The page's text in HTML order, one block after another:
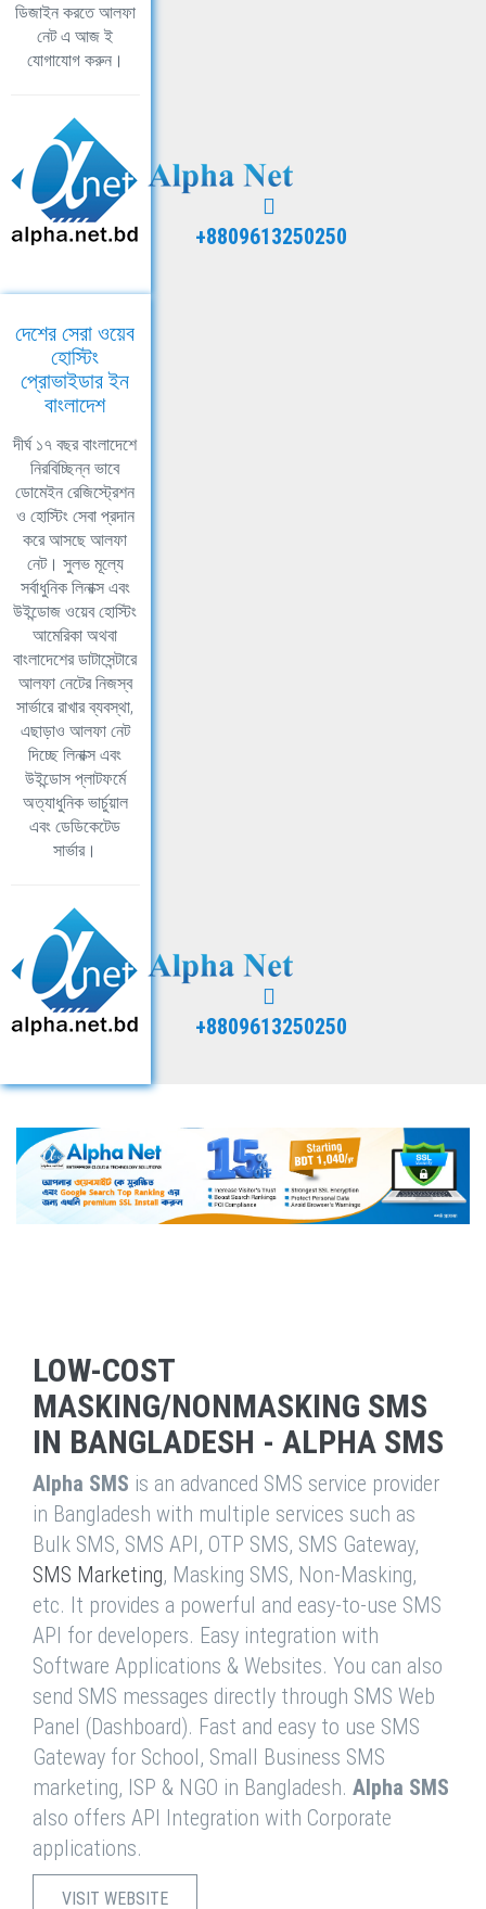
ডিজাইন করতে আলফা
নেট এ আজ ই
যোগাযোগ করুন।
+8809613250250
দেশের সেরা ওয়েব
হোস্টিং
প্রোভাইডার ইন
বাংলাদেশ
দীর্ঘ ১৭ বছর বাংলাদেশে
নিরবিচ্ছিন্ন ভাবে
ডোমেইন রেজিস্ট্রেশন
ও হোস্টিং সেবা প্রদান
করে আসছে আলফা
নেট। সুলভ মূল্যে
সর্বাধুনিক লিনাক্স এবং
উইন্ডোজ ওয়েব হোস্টিং
আমেরিকা অথবা
বাংলাদেশের ডাটাসেন্টারে
আলফা নেটের নিজস্ব
সার্ভারে রাখার ব্যবস্থা,
এছাড়াও আলফা নেট
দিচ্ছে লিনাক্স এবং
উইন্ডোস প্লাটফর্মে
অত্যাধুনিক ভার্চুয়াল
এবং ডেডিকেটেড
সার্ভার।
+8809613250250
LOW-COST
MASKING/NONMASKING SMS
IN BANGLADESH - ALPHA SMS
Alpha SMS is an advanced SMS service provider
in Bangladesh with multiple services such as
Bulk SMS, SMS API, OTP SMS, SMS Gateway,
SMS Marketing, Masking SMS, Non-Masking,
etc. It provides a powerful and easy-to-use SMS
API for developers. Easy integration with
Software Applications & Websites. You can also
send SMS messages directly through SMS Web
Panel (Dashboard). Fast and easy to use SMS
Gateway for School, Small Business SMS
marketing, ISP & NGO in Bangladesh. Alpha SMS
also offers API Integration with Corporate
applications.
VISIT WEBSITE